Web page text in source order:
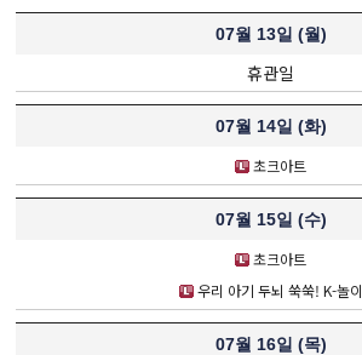
07월 13일 (월)
휴관일
07월 14일 (화)
초크아트
07월 15일 (수)
초크아트
우리 아기 두뇌 쑥쑥! K-놀이
07월 16일 (목)